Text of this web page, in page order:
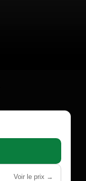
Voir le prix →